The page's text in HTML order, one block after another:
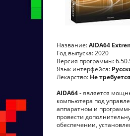
Название:AIDA64
Год выпуска: 2020
Версия программы:
Язык интерфейса:
Лекарство: Не
AIDA64- является
компьютера под
аппаратном и
провести
обеспечении,